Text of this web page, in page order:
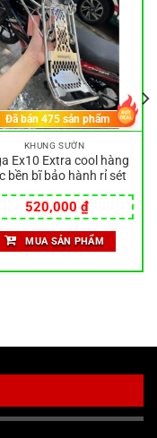
KHUNG SƯỜN
Ex10 Extra cool hàng
bền bĩ bảo hành rỉ sét
520,000 ₫
Đã bán475 sản phẩm
MUA SẢN PHẨM